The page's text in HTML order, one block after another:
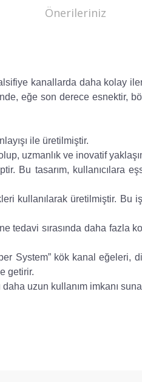
Önerileriniz
kanallarda daha kolay
eğe son derece esnektir,
ile üretilmiştir.
uzmanlık ve inovatif
Bu tasarım, kullanıcılara
kullanılarak üretilmiştir. Bu
tedavi sırasında daha
System” kök kanal
getirir.
daha uzun kullanım imkanı